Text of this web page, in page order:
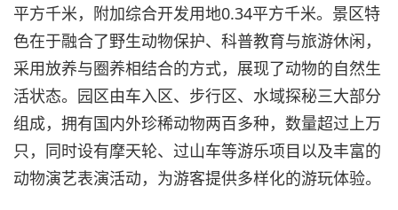
平方千米，附加综合开发用地0.34平方千米。景区特
色在于融合了野生动物保护、科普教育与旅游休闲，
采用放养与圈养相结合的方式，展现了动物的自然生
活状态。园区由车入区、步行区、水域探秘三大部分
组成，拥有国内外珍稀动物两百多种，数量超过上万
只，同时设有摩天轮、过山车等游乐项目以及丰富的
动物演艺表演活动，为游客提供多样化的游玩体验。